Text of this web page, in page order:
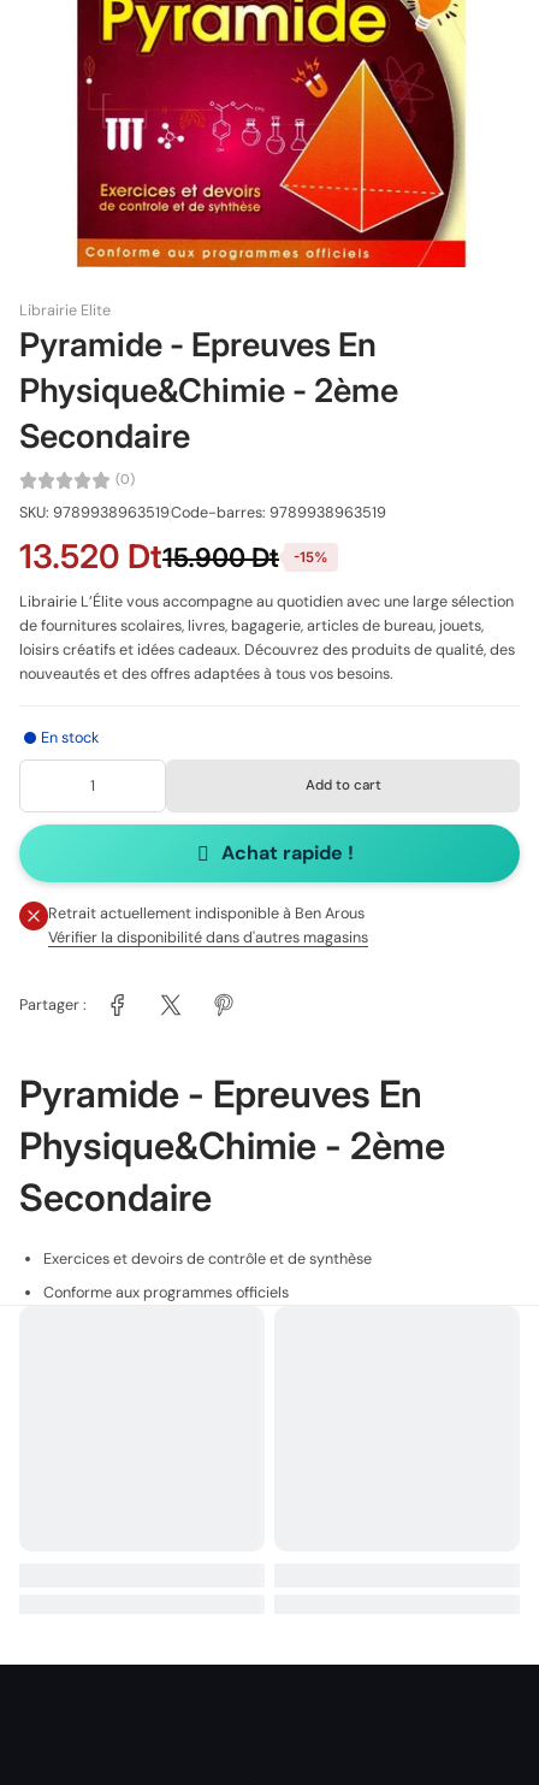
Librairie Elite
Pyramide - Epreuves En
Physique&Chimie - 2ème
Secondaire
(0)
SKU: 9789938963519Code-barres: 9789938963519
13.520 Dt15.900 Dt -15%
Librairie L’Élite vous accompagne au quotidien avec une large sélection
de fournitures scolaires, livres, bagagerie, articles de bureau, jouets,
loisirs créatifs et idées cadeaux. Découvrez des produits de qualité, des
nouveautés et des offres adaptées à tous vos besoins.
En stock
Add to cart
Achat rapide !
Retrait actuellement indisponible à Ben Arous
Vérifier la disponibilité dans d'autres magasins
Partager :
Pyramide - Epreuves En
Physique&Chimie - 2ème
Secondaire
Exercices et devoirs de contrôle et de synthèse
Conforme aux programmes officiels